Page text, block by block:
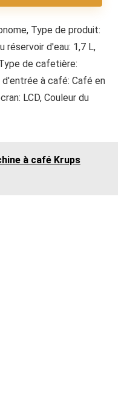
Type de produit:
réservoir d'eau: 1,7 L,
de cafetière:
à café: Café en
LCD, Couleur du
à café Krups